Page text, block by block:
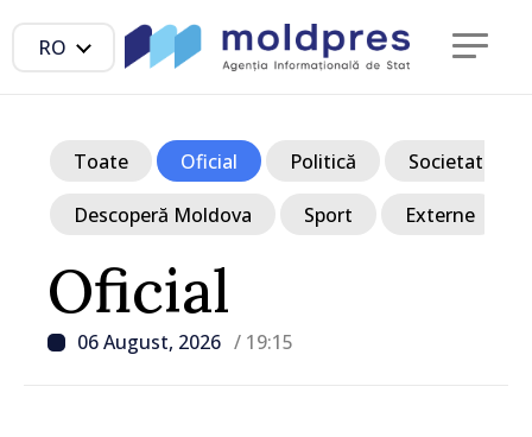
RO
Oficial
06 August, 2026 / 19:15
Toate Oficial Politică Societate
Descoperă Moldova Sport Externe